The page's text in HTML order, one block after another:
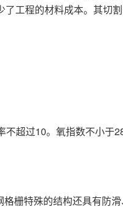
工程的材料成本。其切割
不超过10。氧指数不小于
栅特殊的结构还具有防